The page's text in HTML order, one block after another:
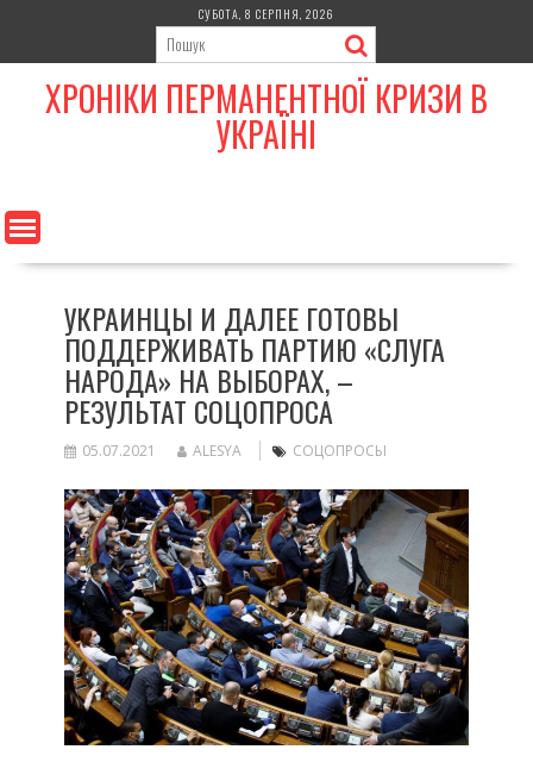
content
СУБОТА, 8 СЕРПНЯ, 2026
ХРОНІКИ ПЕРМАНЕНТНОЇ КРИЗИ В
УКРАЇНІ
УКРАИНЦЫ И ДАЛЕЕ ГОТОВЫ
ПОДДЕРЖИВАТЬ ПАРТИЮ «СЛУГА
НАРОДА» НА ВЫБОРАХ, –
РЕЗУЛЬТАТ СОЦОПРОСА
05.07.2021 ALESYA СОЦОПРОСЫ